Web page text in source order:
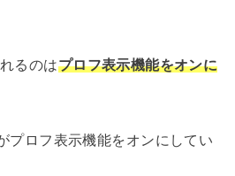
るのはプロフ表示機能をオンに
プロフ表示機能をオンにしてい